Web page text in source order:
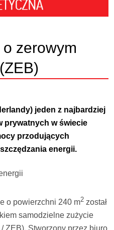
zerowym
jeden z najbardziej
prywatnych w świecie
przodujących
energii.
o powierzchni 240 m2 został
samodzielne zużycie
ZEB). Stworzony przez biuro